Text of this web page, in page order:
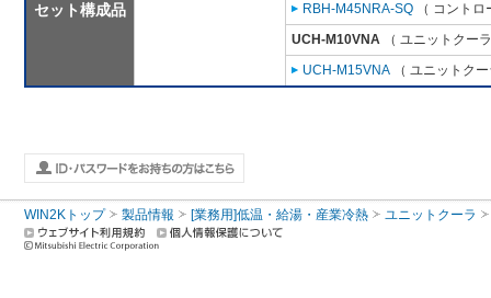
セット構成品
RBH-M45NRA-SQ （ コント
UCH-M10VNA （ ユニットクー
UCH-M15VNA （ ユニットク
WIN2Kトップ 製品情報 [業務用]低温・給湯・産業冷熱 ユニットクーラ